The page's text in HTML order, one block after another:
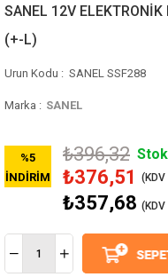
SANEL 12V
(+-L)
SANEL SSF288
Marka : SANEL
%5
İNDIRIM
₺396,32
₺376,51
₺357,68